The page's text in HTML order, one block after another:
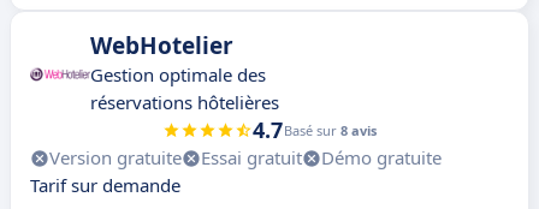
WebHotelier
Gestion optimale des
réservations hôtelières
4.7Basé sur 8 avis
Version gratuite Essai gratuit
Démo gratuite
Tarif sur demande